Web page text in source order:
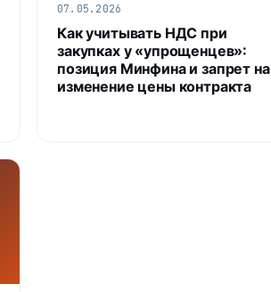
07.05.2026
Как учитывать НДС при
закупках у «упрощенцев»:
позиция Минфина и запрет на
изменение цены контракта